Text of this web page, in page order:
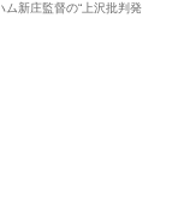
ム新庄監督の“上沢批判発